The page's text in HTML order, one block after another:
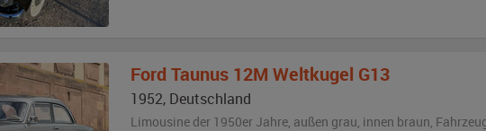
Ford Taunus 12M Weltkugel G13
1952, Deutschland
Limousine der 1950er Jahre, außen grau, innen braun,